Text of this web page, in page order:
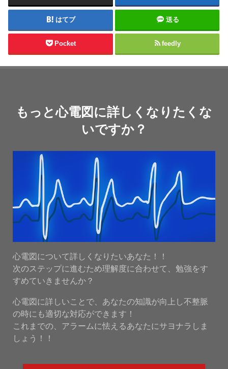
はてブ 送る
Pocket feedly
もっと心電図に詳しくなりたくな
いですか？
心電図について詳しくなりたいあなた！！
次のステップに進むため理解度に合わせて、勉強をす
すめていきませんか？
心電図に詳しいことで、あなたの知識が向上し不整脈
の時にも適切な対応ができます！
これまでの、アラームに怯えるあなたにサヨナラしま
しょう！！